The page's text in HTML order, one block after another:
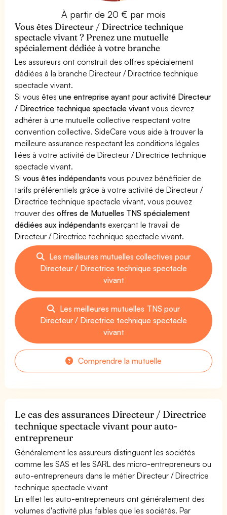
À partir de 20 € par mois
Vous êtes Directeur / Directrice technique
spectacle vivant ? Prenez une mutuelle
spécialement dédiée à votre branche
Les assureurs ont construit des offres spécialement
dédiées à la branche Directeur / Directrice technique
spectacle vivant.
Si vous êtesune entreprise ayant pour activité Directeur
/ Directrice technique spectacle vivant vous devrez
adhérer à une mutuelle collective respectant votre
convention collective. SideCare vous aide à trouver la
meilleure assurance respectant les conditions légales
liées à votre activité de Directeur / Directrice technique
spectacle vivant.
Sivous êtes indépendants vous pouvez bénéficier de
tarifs préférentiels grâce à votre activité de Directeur /
Directrice technique spectacle vivant, vous pouvez
trouver desoffres de Mutuelles TNS spécialement
dédiées aux indépendants exerçant le travail de
Directeur / Directrice technique spectacle vivant.
Les meilleures mutuelles collectives pour
Directeur / Directrice technique spectacle
vivant
Les meilleures mutuelles TNS pour
Directeur / Directrice technique spectacle
vivant
Comprendre la mutuelle
Le cas des assurances Directeur / Directrice
technique spectacle vivant pour auto-
entrepreneur
Généralement les assureurs distinguent les sociétés
comme les SAS et les SARL des micro-entrepreneurs ou
auto-entrepreneurs dans le métier Directeur / Directrice
technique spectacle vivant
En effet les auto-entrepreneurs ont généralement des
volumes d'activité plus faibles que les sociétés. Par